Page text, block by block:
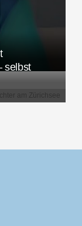
selbst